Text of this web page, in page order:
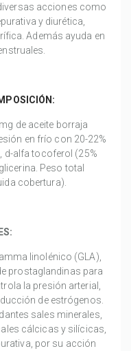
acciones como
y diurética,
Además ayuda en
de aceite borraja
en frío con 20-22%
d-alfa tocoferol (25%
Peso total
cobertura).
linolénico (GLA),
prostaglandinas para
la presión arterial,
de estrógenos.
sales minerales,
cálcicas y silícicas,
por su acción